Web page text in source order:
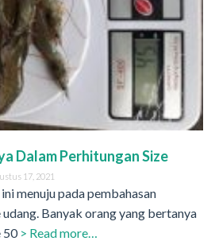
Dalam Perhitungan Size
17, 2021
menuju pada pembahasan
Banyak orang yang bertanya
50 > Read more…